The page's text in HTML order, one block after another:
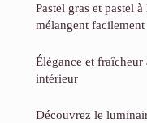
Pastel gras et pastel
mélangent facilement
Élégance et
intérieur
Découvrez le